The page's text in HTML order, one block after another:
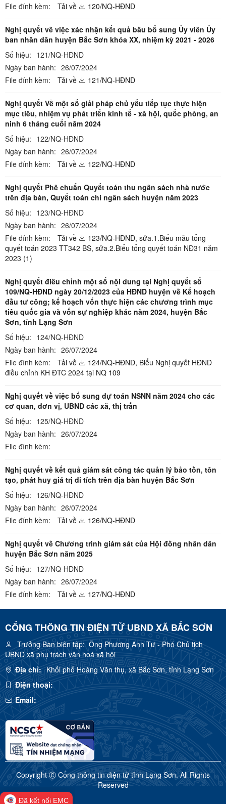
File đính kèm:
Tải về 120/NQ-HĐND
Nghị quyết về việc xác nhận kết quả bầu bổ sung Ủy viên Ủy
ban nhân dân huyện Bắc Sơn khóa XX, nhiệm kỳ 2021 - 2026
Số hiệu: 121/NQ-HĐND
Ngày ban hành: 26/07/2024
File đính kèm:
Tải về 121/NQ-HĐND
Nghị quyết Về một số giải pháp chủ yếu tiếp tục thực hiện
mục tiêu, nhiệm vụ phát triển kinh tế - xã hội, quốc phòng, an
ninh 6 tháng cuối năm 2024
Số hiệu: 122/NQ-HĐND
Ngày ban hành: 26/07/2024
File đính kèm:
Tải về 122/NQ-HĐND
Nghị quyết Phê chuẩn Quyết toán thu ngân sách nhà nước
trên địa bàn, Quyết toán chi ngân sách huyện năm 2023
Số hiệu: 123/NQ-HĐND
Ngày ban hành: 26/07/2024
File đính kèm:
Tải về 123/NQ-HĐND, sửa.1.Biểu mẫu tổng
quyết toán 2023 TT342 BS, sửa.2.Biểu tổng quyết toán NĐ31 năm
2023 (1)
Nghị quyết điều chỉnh một số nội dung tại Nghị quyết số
109/NQ-HĐND ngày 20/12/2023 của HĐND huyện về Kế hoạch
đầu tư công; kế hoạch vốn thực hiện các chương trình mục
tiêu quốc gia và vốn sự nghiệp khác năm 2024, huyện Bắc
Sơn, tỉnh Lạng Sơn
Số hiệu: 124/NQ-HĐND
Ngày ban hành: 26/07/2024
File đính kèm:
Tải về 124/NQ-HĐND, Biểu Nghị quyết HĐND
điều chỉnh KH ĐTC 2024 tại NQ 109
Nghị quyết về việc bổ sung dự toán NSNN năm 2024 cho các
cơ quan, đơn vị, UBND các xã, thị trấn
Số hiệu: 125/NQ-HĐND
Ngày ban hành: 26/07/2024
File đính kèm:
Nghị quyết về kết quả giám sát công tác quản lý bảo tồn, tôn
tạo, phát huy giá trị di tích trên địa bàn huyện Bắc Sơn
Số hiệu: 126/NQ-HĐND
Ngày ban hành: 26/07/2024
File đính kèm:
Tải về 126/NQ-HĐND
Nghị quyết về Chương trình giám sát của Hội đồng nhân dân
huyện Bắc Sơn năm 2025
Số hiệu: 127/NQ-HĐND
Ngày ban hành: 26/07/2024
File đính kèm:
Tải về 127/NQ-HĐND
CỔNG THÔNG TIN ĐIỆN TỬ UBND XÃ BẮC SƠN
Trưởng Ban biên tập:Ông Phương Anh Tư - Phó Chủ tịch
UBND xã phụ trách văn hoá xã hội
Địa chỉ: Khối phố Hoàng Văn thụ, xã Bắc Sơn, tỉnh Lạng Sơn
Điện thoại:
Email:
Copyright Ⓒ Cổng thông tin điện tử tỉnh Lạng Sơn. All Rights
Reserved
Đã kết nối EMC